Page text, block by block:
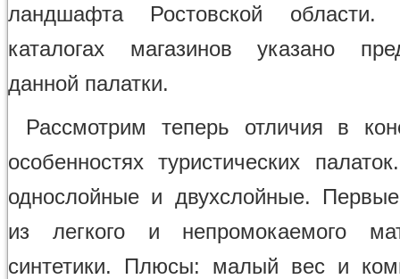
ландшафта Ростовской
каталогах магазинов указано
данной палатки.
Рассмотрим теперь отличия в
особенностях туристических
однослойные и двухслойные.
из легкого и непромокаемого
синтетики. Плюсы: малый вес и